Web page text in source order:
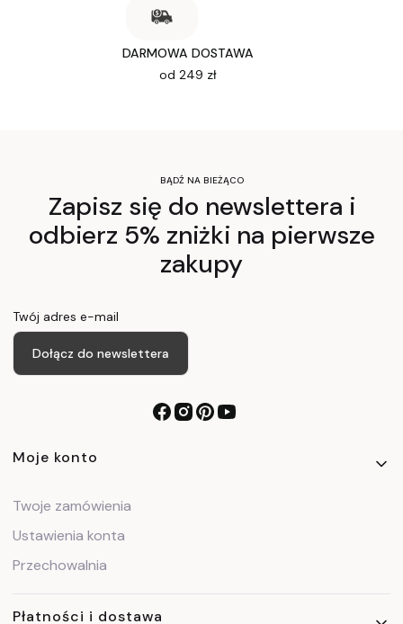
DARMOWA DOSTAWA
od 249 zł
BĄDŹ NA BIEŻĄCO
Zapisz się do newslettera i
odbierz 5% zniżki na pierwsze
zakupy
Twój adres e-mail
Dołącz do newslettera
Linki w stopce
Moje konto
Twoje zamówienia
Ustawienia konta
Przechowalnia
Płatności i dostawa